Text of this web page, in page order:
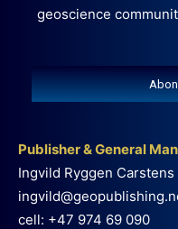
geoscience
Publisher & General
Ingvild Ryggen Carstens
cell: +47 974 69 090